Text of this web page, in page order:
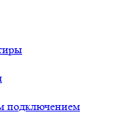
подключением